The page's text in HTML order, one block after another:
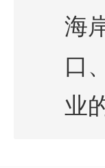
海
口
业